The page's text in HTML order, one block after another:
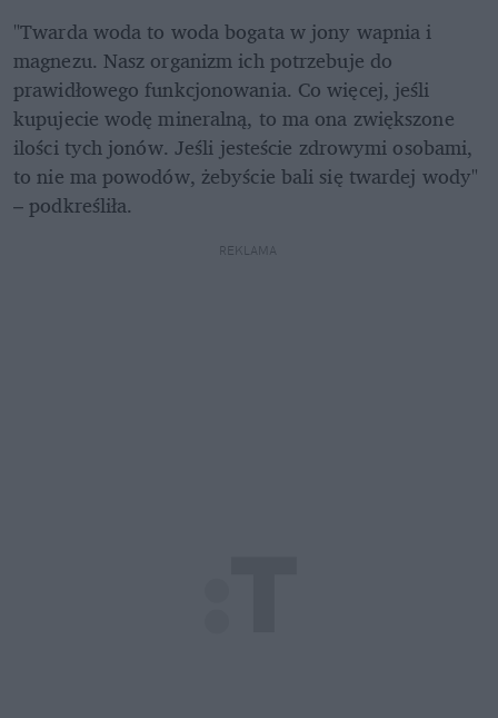
"Twarda woda to woda bogata w jony wapnia i
magnezu. Nasz organizm ich potrzebuje do
prawidłowego funkcjonowania. Co więcej, jeśli
kupujecie wodę mineralną, to ma ona zwiększone
ilości tych jonów. Jeśli jesteście zdrowymi osobami,
to nie ma powodów, żebyście bali się twardej wody"
– podkreśliła.
REKLAMA